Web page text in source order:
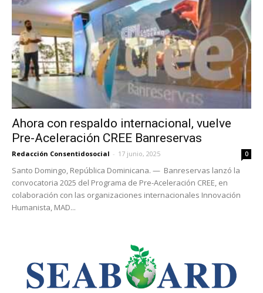
Ahora con respaldo internacional, vuelve
Pre-Aceleración CREE Banreservas
Redacción Consentidosocial - 17 junio, 2025 0
Santo Domingo, República Dominicana. — Banreservas lanzó la
convocatoria 2025 del Programa de Pre-Aceleración CREE, en
colaboración con las organizaciones internacionales Innovación
Humanista, MAD...